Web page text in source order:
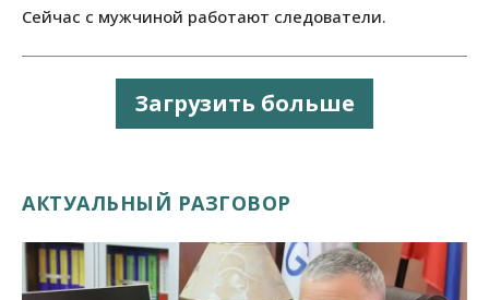
Сейчас с мужчиной работают следователи.
Загрузить больше
АКТУАЛЬНЫЙ РАЗГОВОР